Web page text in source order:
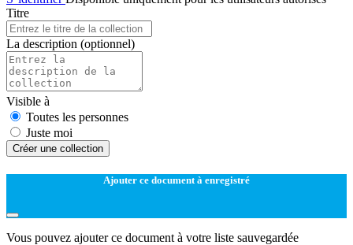
Titre
La description (optionnel)
Visible à
Toutes les personnes
Juste moi
Créer une collection
Ajouter ce document à enregistré
Vous pouvez ajouter ce document à votre liste sauvegardée